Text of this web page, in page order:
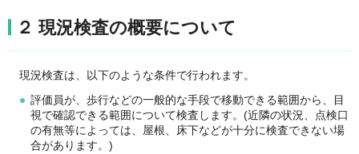
２ 現況検査の概要について
現況検査は、以下のような条件で行われます。
評価員が、歩行などの一般的な手段で移動できる範囲から、目
視で確認できる範囲について検査します。(近隣の状況、点検口
の有無等によっては、屋根、床下などが十分に検査できない場
合があります。)